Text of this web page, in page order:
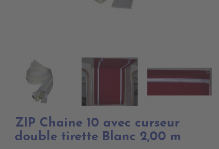
ZIP Chaine 10 avec curseur
double tirette Blanc 2,00 m